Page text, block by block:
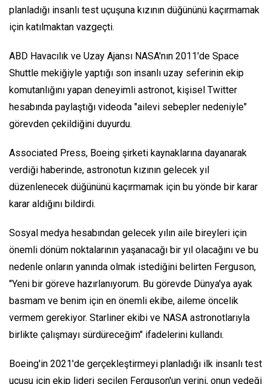
planladığı insanlı test uçuşuna kızının düğününü kaçırmamak
için katılmaktan vazgeçti.
ABD Havacılık ve Uzay Ajansı NASA'nın 2011'de Space
Shuttle mekiğiyle yaptığı son insanlı uzay seferinin ekip
komutanlığını yapan deneyimli astronot, kişisel Twitter
hesabında paylaştığı videoda "ailevi sebepler nedeniyle"
görevden çekildiğini duyurdu.
Associated Press, Boeing şirketi kaynaklarına dayanarak
verdiği haberinde, astronotun kızının gelecek yıl
düzenlenecek düğününü kaçırmamak için bu yönde bir karar
karar aldığını bildirdi.
Sosyal medya hesabından gelecek yılın aile bireyleri için
önemli dönüm noktalarının yaşanacağı bir yıl olacağını ve bu
nedenle onların yanında olmak istediğini belirten Ferguson,
"Yeni bir göreve hazırlanıyorum. Bu görevde Dünya'ya ayak
basmam ve benim için en önemli ekibe, aileme öncelik
vermem gerekiyor. Starliner ekibi ve NASA astronotlarıyla
birlikte çalışmayı sürdüreceğim" ifadelerini kullandı.
Boeing'in 2021'de gerçekleştirmeyi planladığı ilk insanlı test
uçuşu için ekip lideri seçilen Ferguson'un yerini, onun yedeği